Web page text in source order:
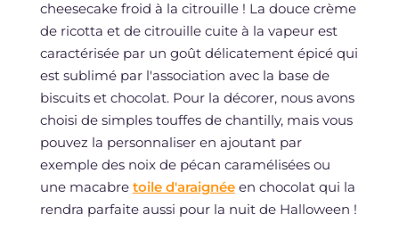
cheesecake froid à la citrouille ! La douce crème
de ricotta et de citrouille cuite à la vapeur est
caractérisée par un goût délicatement épicé qui
est sublimé par l'association avec la base de
biscuits et chocolat. Pour la décorer, nous avons
choisi de simples touffes de chantilly, mais vous
pouvez la personnaliser en ajoutant par
exemple des noix de pécan caramélisées ou
une macabre toile d'araignéeen chocolat qui la
rendra parfaite aussi pour la nuit de Halloween !